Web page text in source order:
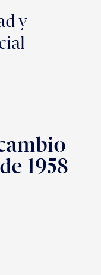
y
1958